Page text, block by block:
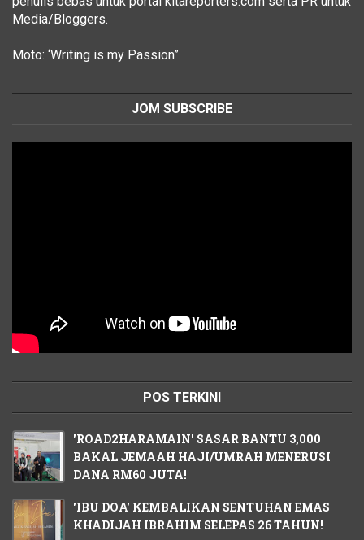
Media/Bloggers.
Moto: ‘Writing is my Passion”.
JOM SUBSCRIBE
POS TERKINI
'ROAD2HARAMAIN' SASAR BANTU 3,000
BAKAL JEMAAH HAJI/UMRAH MENERUSI
DANA RM60 JUTA!
'IBU DOA' KEMBALIKAN SENTUHAN EMAS
KHADIJAH IBRAHIM SELEPAS 26 TAHUN!